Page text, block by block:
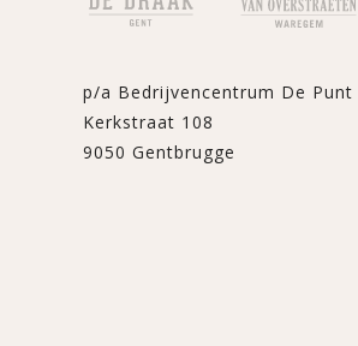
p/a Bedrijvencentrum De Punt
Kerkstraat 108
9050 Gentbrugge